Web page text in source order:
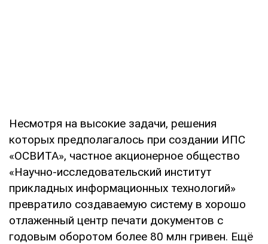
Несмотря на высокие задачи, решения
которых предполагалось при создании ИПС
«ОСВИТА», частное акционерное общество
«Научно-исследовательский институт
прикладных информационных технологий»
превратило создаваемую систему в хорошо
отлаженный центр печати документов с
годовым оборотом более 80 млн гривен. Ещё